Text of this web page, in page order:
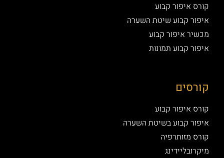
קורס איפור קבוע
איפור קבוע שיטת השערה
מכשיר איפור קבוע
איפור קבוע תמונות
קורסים
קורס איפור קבוע
איפור קבוע בשיטת השערה
קורס מזותרפיה
מיקרובליידינג